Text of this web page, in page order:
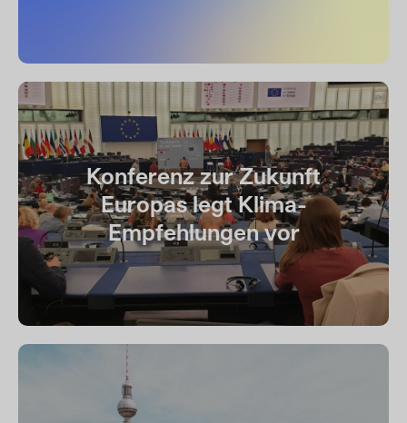
Konferenz zur Zukunft
Europas legt Klima-
Empfehlungen vor